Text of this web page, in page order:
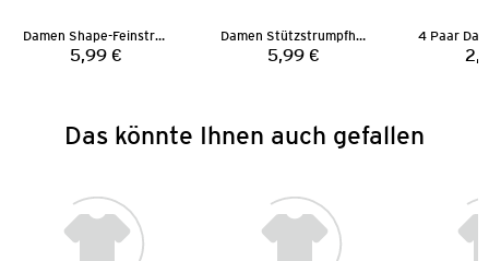
Damen Shape-Feinstrumpfhose
Preis:
5,99 €
Damen Stützstrumpfhose
Preis:
5,99 €
Das könnte Ihnen auch gefallen